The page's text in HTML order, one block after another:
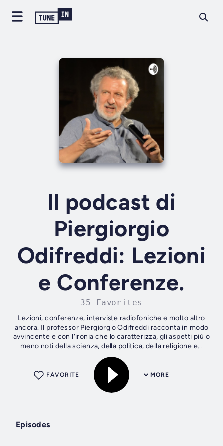
Il podcast di
Piergiorgio
Odifreddi: Lezioni
e Conferenze.
35 Favorites
Lezioni, conferenze, interviste radiofoniche e molto altro
ancora. Il professor Piergiorgio Odifreddi racconta in modo
avvincente e con l’ironia che lo caratterizza, gli aspetti più o
meno noti della scienza, della politica, della religione e...
MORE
FAVORITE
Episodes